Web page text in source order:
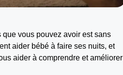
vous pouvez avoir est sans
aider bébé à faire ses nuits, et
aider à comprendre et améliorer